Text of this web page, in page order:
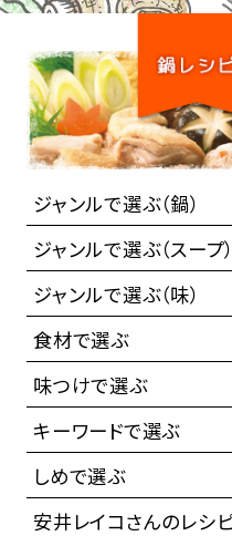
ジャンルで選ぶ（鍋）
ジャンルで選ぶ（スープ）
ジャンルで選ぶ（味）
食材で選ぶ
味つけで選ぶ
キーワードで選ぶ
しめで選ぶ
安井レイコさんのレシ